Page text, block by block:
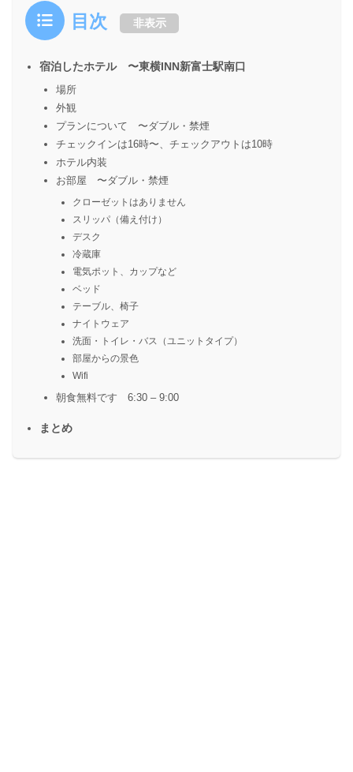
目次 非表示
宿泊したホテル 〜東横INN新富士駅南口
場所
外観
プランについて 〜ダブル・禁煙
チェックインは16時〜、チェックアウトは10時
ホテル内装
お部屋 〜ダブル・禁煙
クローゼットはありません
スリッパ（備え付け）
デスク
冷蔵庫
電気ポット、カップなど
ベッド
テーブル、椅子
ナイトウェア
洗面・トイレ・バス（ユニットタイプ）
部屋からの景色
Wifi
朝食無料です 6:30 – 9:00
まとめ